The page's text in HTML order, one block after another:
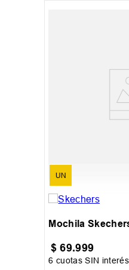
UN
Mochila
$ 69.999
6 cuotas SIN